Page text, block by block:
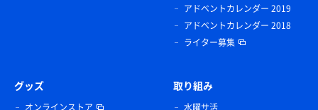
アドベントカレンダー 2019
アドベントカレンダー 2018
ライター募集
グッズ
オンラインストア
取り組み
水曜サ活